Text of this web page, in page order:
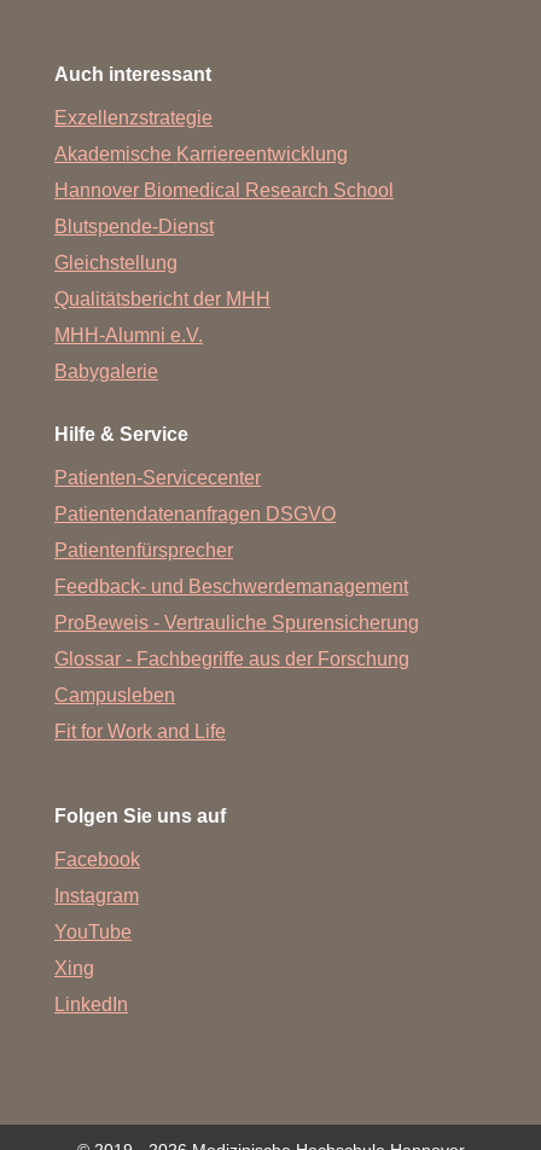
Auch interessant
Exzellenzstrategie
Akademische Karriereentwicklung
Hannover Biomedical Research School
Blutspende-Dienst
Gleichstellung
Qualitätsbericht der MHH
MHH-Alumni e.V.
Babygalerie
Hilfe & Service
Patienten-Servicecenter
Patientendatenanfragen DSGVO
Patientenfürsprecher
Feedback- und Beschwerdemanagement
ProBeweis - Vertrauliche Spurensicherung
Glossar - Fachbegriffe aus der Forschung
Campusleben
Fit for Work and Life
Folgen Sie uns auf
Facebook
Instagram
YouTube
Xing
LinkedIn